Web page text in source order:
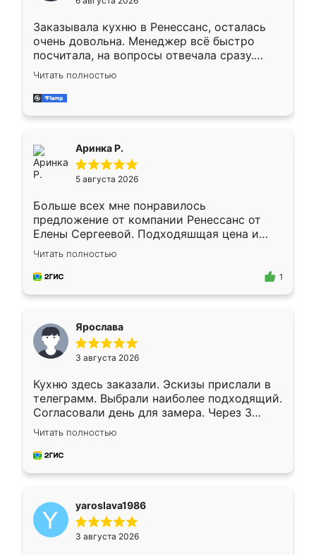
мебели буду заказывать только здесь.
Заказывала кухню в Ренессанс, осталась
очень довольна. Менеджер всё быстро
посчитала, на вопросы отвечала сразу.
Замерщик приехал в субботу, подошёл к
делу со всей ответственностью. Собрали
за день, ребята работали аккуратно, даже
Читать полностью
Аринка Р.
5 августа 2026
Больше всех мне понравилось
предложение от компании Ренессанс от
Елены Сергеевой. Подходяшщая цена и
короткие сроки изготовления. Приехавший
для замера сотрудник Владислав
предложил по моему эскизу самый
Читать полностью
1
Ярослава
3 августа 2026
Кухню здесь заказали. Эскизы прислали в
телеграмм. Выбрали наиболее подходящий.
Согласовали день для замера. Через 3
недели кухня была уже готова. Остались
довольны работой. Спасибо Ренессанс
мебель за качественную работу!
Читать полностью
yaroslava1986
3 августа 2026